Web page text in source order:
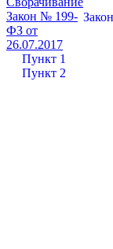
Пункт 1
Пункт 2